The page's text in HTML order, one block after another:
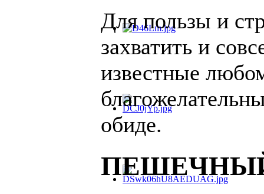
Для пользы и
захватить и
известные
обиде.